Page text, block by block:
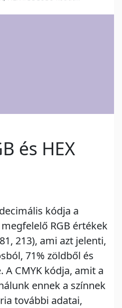
és HEX
kódja a
RGB értékek
213), ami azt jelenti,
71% zöldből és
A CMYK kódja, amit a
ennek a színnek
további adatai,